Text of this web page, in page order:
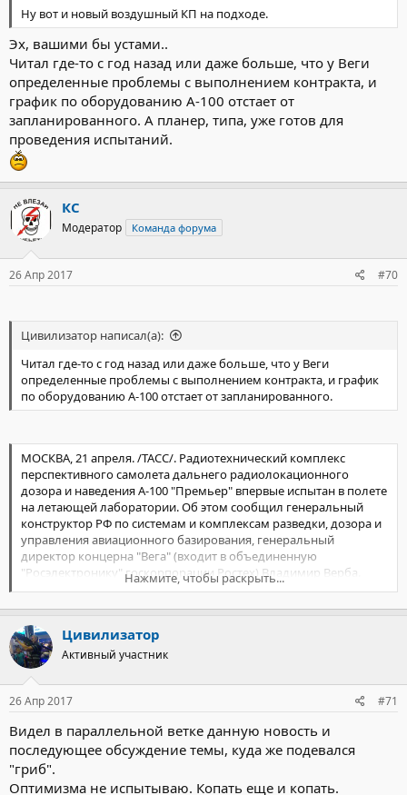
Ну вот и новый воздушный КП на подходе.
Эх, вашими бы устами..
Читал где-то с год назад или даже больше, что у Веги
определенные проблемы с выполнением контракта, и
график по оборудованию А-100 отстает от
запланированного. А планер, типа, уже готов для
проведения испытаний.
КС
Модератор Команда форума
26 Апр 2017 #70
Цивилизатор написал(а):
Читал где-то с год назад или даже больше, что у Веги
определенные проблемы с выполнением контракта, и график
по оборудованию А-100 отстает от запланированного.
МОСКВА, 21 апреля. /ТАСС/. Радиотехнический комплекс
перспективного самолета дальнего радиолокационного
дозора и наведения А-100 "Премьер" впервые испытан в полете
на летающей лаборатории. Об этом сообщил генеральный
конструктор РФ по системам и комплексам разведки, дозора и
управления авиационного базирования, генеральный
директор концерна "Вега" (входит в объединенную
"Росэлектронику" госкорпорации Ростех) Владимир Верба.
"Сегодня после длительной стоянки в рамках подготовки к
предварительным испытаниям состоялся полет самолета-
лаборатории А-100ЛЛ. Особенностью сегодняшнего полета
стало первое включение аппаратуры радиотехнического
комплекса "Премьер" в реальной воздушной обстановке в
условиях выполнения полета самолетом А-100ЛЛ", - сказал
Верба.
Нажмите, чтобы раскрыть...
Цивилизатор
Активный участник
26 Апр 2017 #71
Видел в параллельной ветке данную новость и
последующее обсуждение темы, куда же подевался
"гриб".
Оптимизма не испытываю. Копать еще и копать.